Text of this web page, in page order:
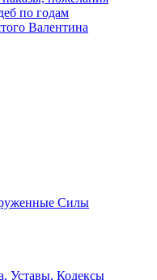
по годам
Валентина
Силы
Уставы, Кодексы